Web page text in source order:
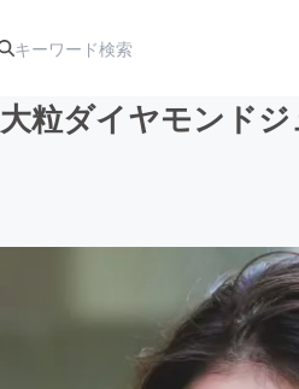
テクノロジー・ガジェット
大粒ダイヤモンド